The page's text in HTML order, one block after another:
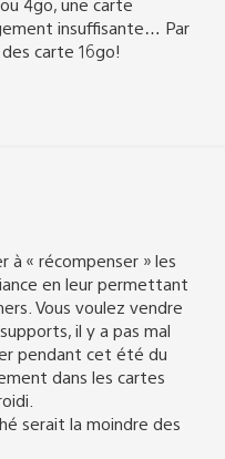
insuffisante… Par
carte 16go!
à « récompenser » les
en leur permettant
Vous voulez vendre
il y a pas mal
pendant cet été du
dans les cartes
serait la moindre des